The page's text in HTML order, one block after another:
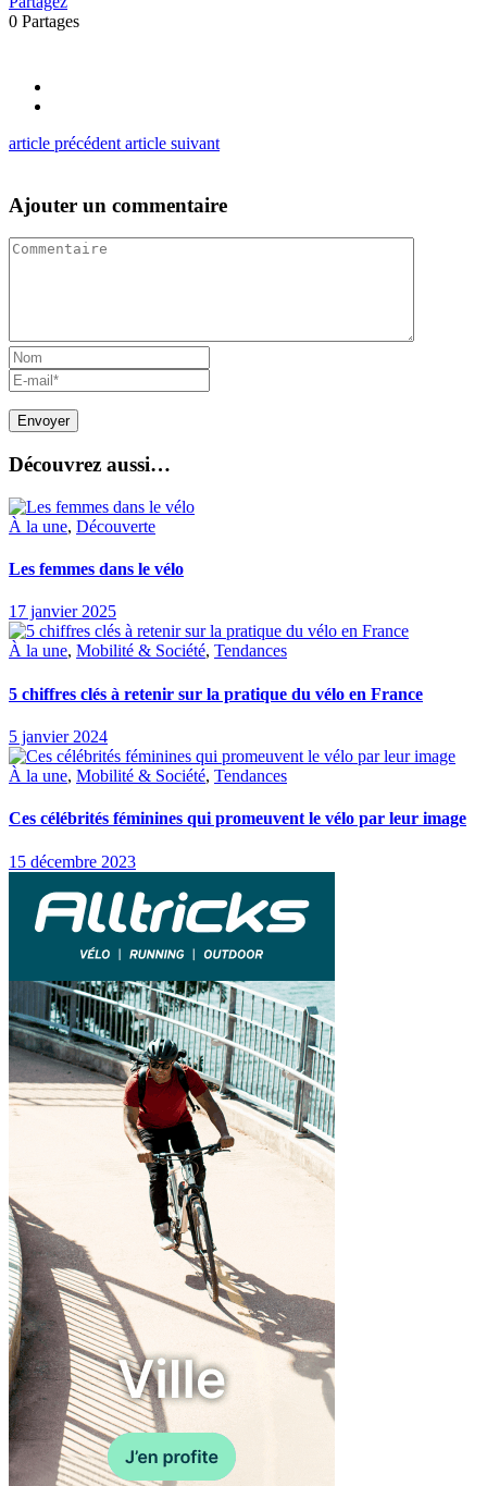
0 Partages
article précédent article suivant
Ajouter un commentaire
Découvrez aussi…
À la une, Découverte
Les femmes dans le vélo
17 janvier 2025
À la une, Mobilité & Société, Tendances
5 chiffres clés à retenir sur la pratique du vélo en France
5 janvier 2024
À la une, Mobilité & Société, Tendances
Ces célébrités féminines qui promeuvent le vélo par leur image
15 décembre 2023